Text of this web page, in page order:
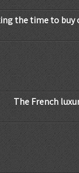
The French